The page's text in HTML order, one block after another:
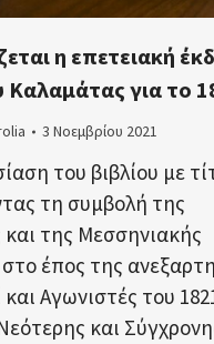
η επετειακή
για το
3 Νοεμβρίου 2021
του βιβλίου με
τη συμβολή της
της Μεσσηνιακής
έπος της
Αγωνιστές του
και